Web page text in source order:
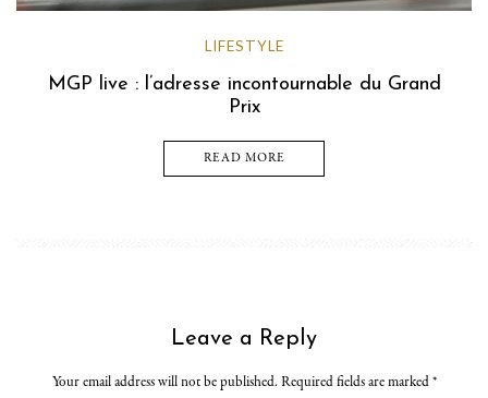
LIFESTYLE
MGP live : l’adresse incontournable du Grand
Prix
READ MORE
Leave a Reply
Your email address will not be published. Required fields are marked *